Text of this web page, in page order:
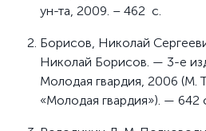
ун-та, 2009. – 462 с.
Борисов, Николай
Николай Борисов. — 3-е
Молодая гвардия, 2006 (М.
«Молодая гвардия»). — 642